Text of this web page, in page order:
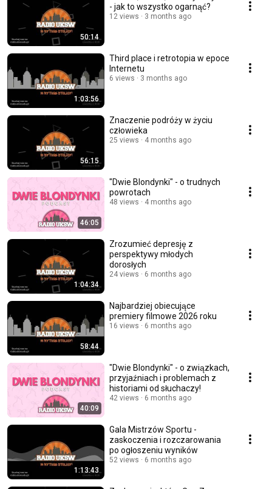
50:14
- jak to wszystko ogarnąć?
12 views 3 months ago
1:03:56
Third place i retrotopia w epoce
Internetu
6 views 3 months ago
56:15
Znaczenie podróży w życiu
człowieka
25 views 4 months ago
46:05
"Dwie Blondynki" - o trudnych
powrotach
48 views 4 months ago
1:04:34
Zrozumieć depresję z
perspektywy młodych
dorosłych
24 views 6 months ago
58:44
Najbardziej obiecujące
premiery filmowe 2026 roku
16 views 6 months ago
40:09
"Dwie Blondynki" - o związkach,
przyjaźniach i problemach z
historiami od słuchaczy!
42 views 6 months ago
1:13:43
Gala Mistrzów Sportu -
zaskoczenia i rozczarowania
po ogłoszeniu wyników
52 views 6 months ago